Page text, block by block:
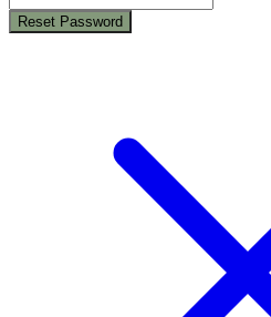
Reset Password